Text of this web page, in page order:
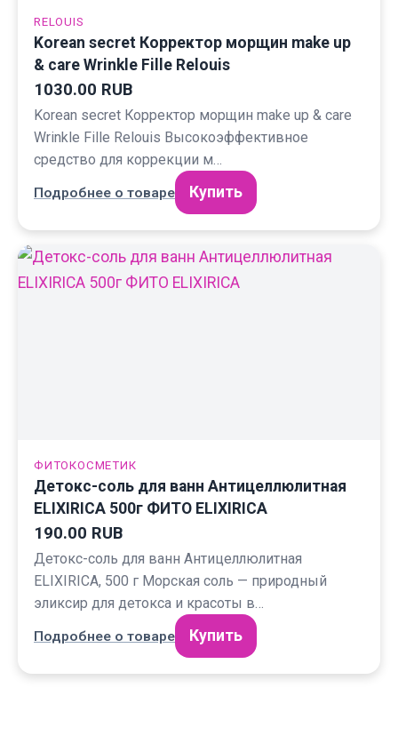
RELOUIS
Korean secret Корректор морщин make up
& care Wrinkle Fille Relouis
1030.00 RUB
Korean secret Корректор морщин make up & care
Wrinkle Fille Relouis Высокоэффективное
средство для коррекции м…
Подробнее о товаре Купить
ФИТОКОСМЕТИК
Детокс-соль для ванн Антицеллюлитная
ELIXIRICA 500г ФИТО ELIXIRICA
190.00 RUB
Детокс-соль для ванн Антицеллюлитная
ELIXIRICA, 500 г Морская соль — природный
эликсир для детокса и красоты в…
Подробнее о товаре Купить